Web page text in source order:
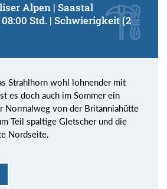
Alpen | Saastal
Std. | Schwierigkeit (2
Strahlhorn wohl lohnender mit
es doch auch im Sommer ein
Normalweg von der Britanniahütte
Teil spaltige Gletscher und die
Nordseite.